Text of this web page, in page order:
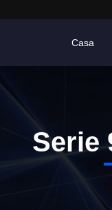
Casa
Serie